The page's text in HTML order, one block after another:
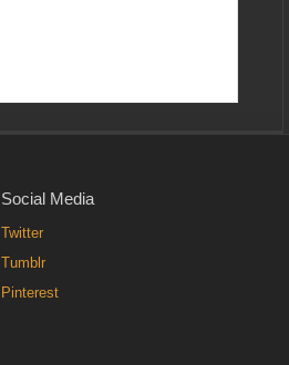
Social Media
Twitter
Tumblr
Pinterest